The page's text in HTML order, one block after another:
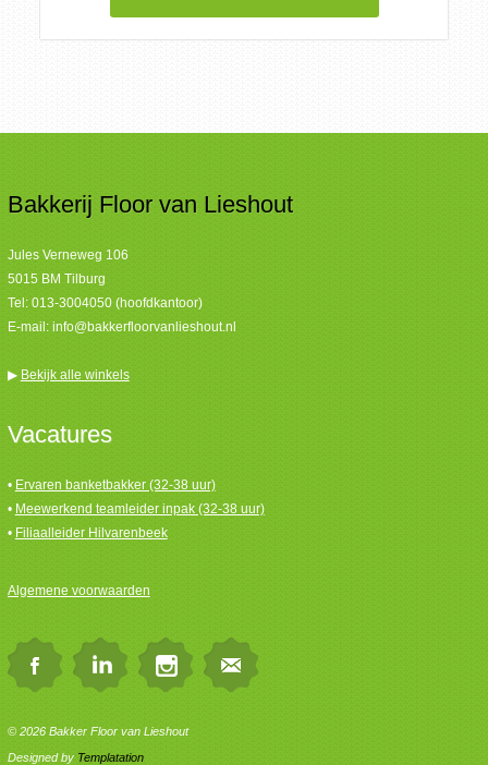
Bakkerij Floor van Lieshout
Jules Verneweg 106
5015 BM Tilburg
Tel: 013-3004050 (hoofdkantoor)
E-mail: info@bakkerfloorvanlieshout.nl
▶ Bekijk alle winkels
Vacatures
• Ervaren banketbakker (32-38 uur)
• Meewerkend teamleider inpak (32-38 uur)
• Filiaalleider Hilvarenbeek
Algemene voorwaarden
© 2026 Bakker Floor van Lieshout
Designed by Templatation